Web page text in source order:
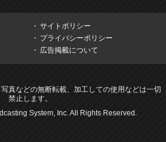
サイトポリシー
プライバシーポリシー
広告掲載について
真などの無断転載、加工しての使用などは一切
禁止します。
System, Inc. All Rights Reserved.